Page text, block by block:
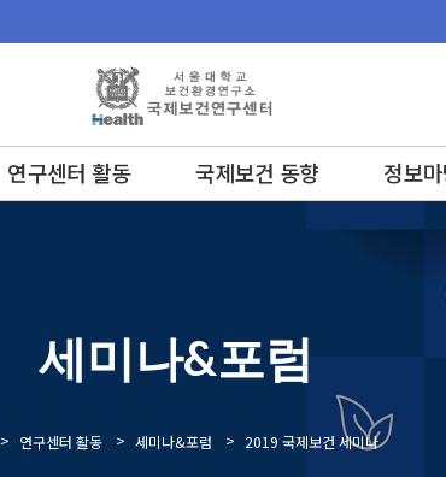
연구센터 활동 국제보건 동향 정보
세미나&포럼
> 연구센터 활동 > 세미나&포럼 > 2019 국제보건 세미나